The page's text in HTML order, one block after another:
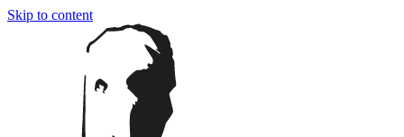
Skip to content